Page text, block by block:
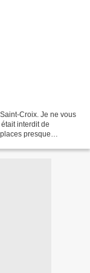
Croix. Je ne vous
interdit de
presque